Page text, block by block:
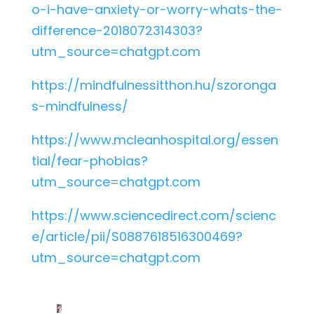
o-i-have-anxiety-or-worry-whats-the-
difference-2018072314303?
utm_source=chatgpt.com
https://mindfulnessitthon.hu/szoronga
s-mindfulness/
https://www.mcleanhospital.org/essen
tial/fear-phobias?
utm_source=chatgpt.com
https://www.sciencedirect.com/scienc
e/article/pii/S0887618516300469?
utm_source=chatgpt.com